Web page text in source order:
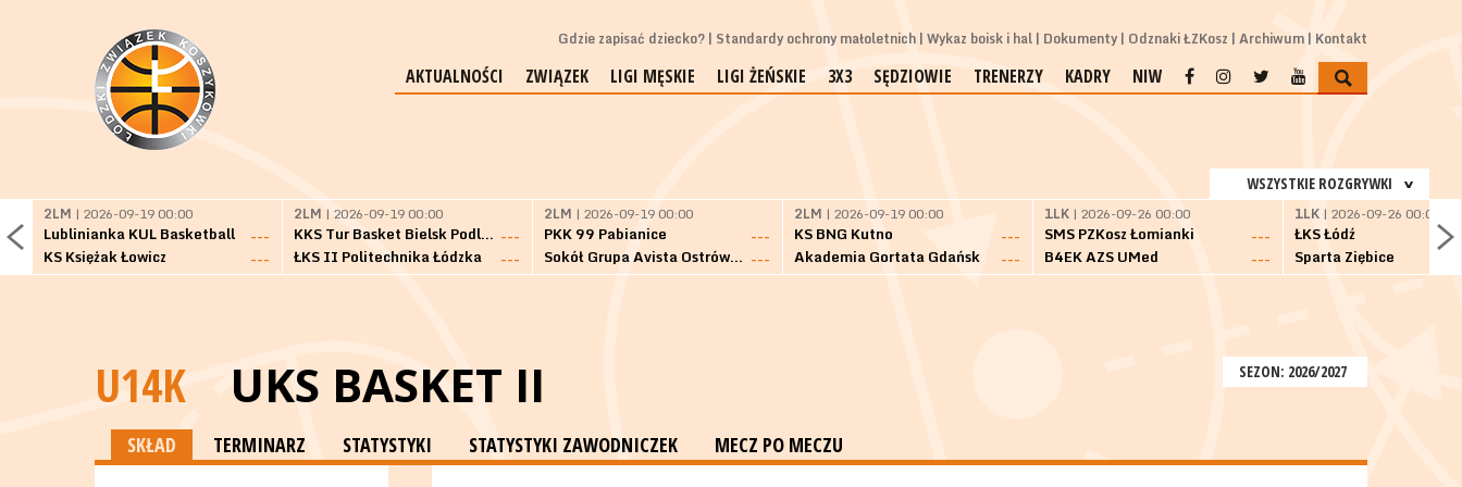
Gdzie zapisać dziecko? Standardy ochrony małoletnich Wykaz boisk i hal Dokumenty Odznaki ŁZKosz Archiwum Kontakt
AKTUALNOŚCI ZWIĄZEK LIGI MĘSKIE LIGI ŻEŃSKIE 3X3 SĘDZIOWIE TRENERZY KADRY NIW
WSZYSTKIE ROZGRYWKI
2LM | 2026-09-19 00:00
Lublinianka KUL Basketball
---
KS Księżak Łowicz
---
2LM | 2026-09-19 00:00
KKS Tur Basket Bielsk Podlaski ---
ŁKS II Politechnika Łódzka
---
2LM | 2026-09-19 00:00
PKK 99 Pabianice
---
Sokół Grupa Avista Ostrów Maz. ---
2LM | 2026-09-19 00:00
KS BNG Kutno
---
Akademia Gortata Gdańsk
---
1LK | 2026-09-26 00:00
SMS PZKosz Łomianki
---
B4EK AZS UMed
---
1LK | 2026-09-26 00:00
ŁKS Łódź
Sparta Ziębice
SEZON: 2026/2027
U14K UKS BASKET II
SKŁAD TERMINARZ STATYSTYKI STATYSTYKI ZAWODNICZEK MECZ PO MECZU